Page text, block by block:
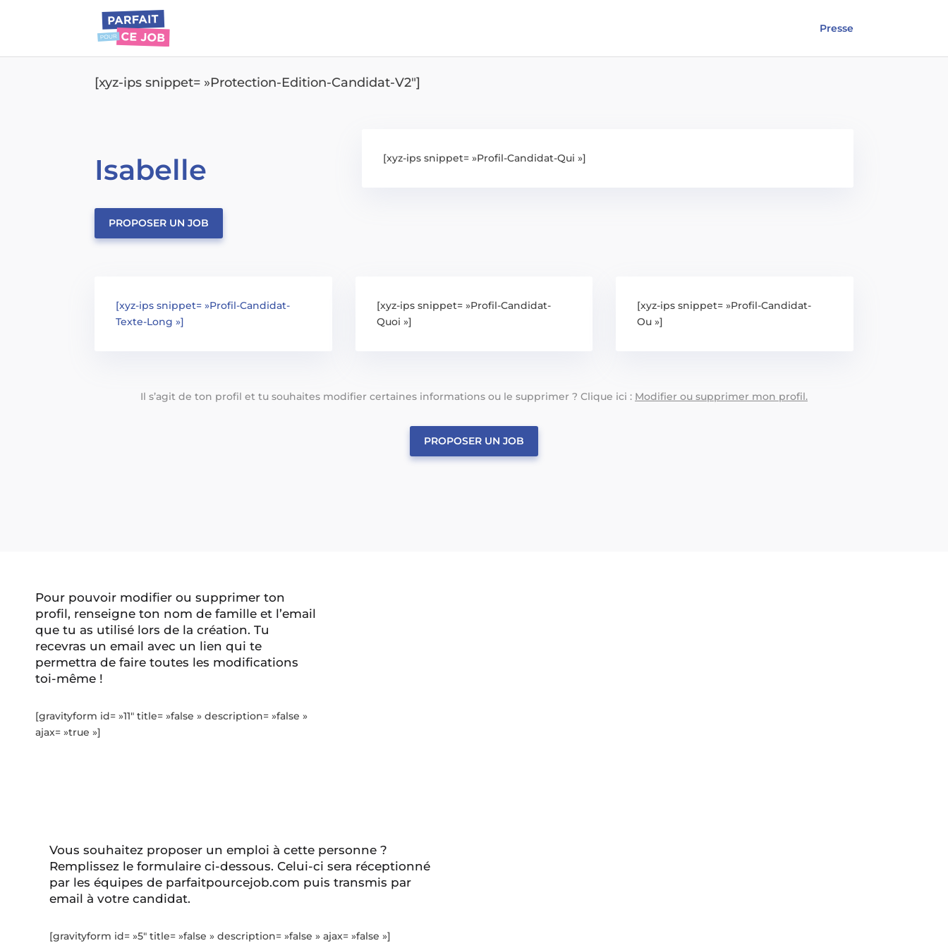
Presse
[xyz-ips snippet= »Protection-Edition-Candidat-V2″]
Isabelle
PROPOSER UN JOB
[xyz-ips snippet= »Profil-Candidat-Qui »]
[xyz-ips snippet= »Profil-Candidat-
Texte-Long »]
[xyz-ips snippet= »Profil-Candidat-
Quoi »]
[xyz-ips snippet= »Profil-Candidat-
Ou »]
Il s’agit de ton profil et tu souhaites modifier certaines informations ou le supprimer ? Clique ici : Modifier ou supprimer mon profil.
PROPOSER UN JOB
Pour pouvoir modifier ou supprimer ton
profil, renseigne ton nom de famille et l’email
que tu as utilisé lors de la création. Tu
recevras un email avec un lien qui te
permettra de faire toutes les modifications
toi-même !
[gravityform id= »11″ title= »false » description= »false »
ajax= »true »]
Vous souhaitez proposer un emploi à cette personne ?
Remplissez le formulaire ci-dessous. Celui-ci sera réceptionné
par les équipes de parfaitpourcejob.com puis transmis par
email à votre candidat.
[gravityform id= »5″ title= »false » description= »false » ajax= »false »]